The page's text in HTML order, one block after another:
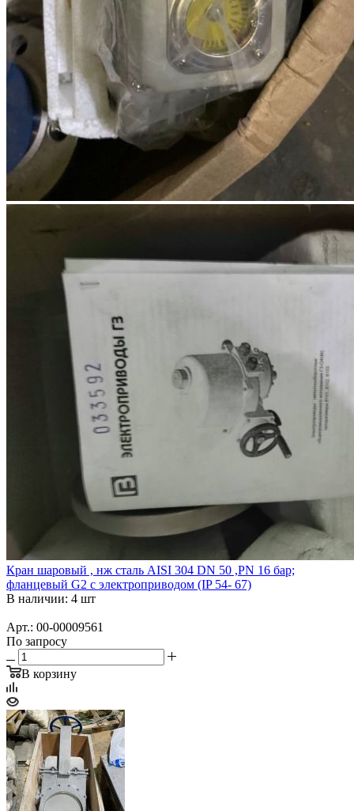
Кран шаровый , нж сталь AISI 304 DN 50 ,PN 16 бар;
фланцевый G2 с электроприводом (IP 54- 67)
В наличии: 4 шт
Арт.: 00-00009561
По запросу
В корзину